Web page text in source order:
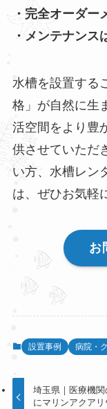
・完全オーダー
・メンテナンス
水槽を設置する
格」が自然に生
活空間をより豊
供させていただ
い方、水槽レン
は、ぜひお気軽
お
設置事例 病院・
埼玉県｜医療機関
にマリンアクアリ